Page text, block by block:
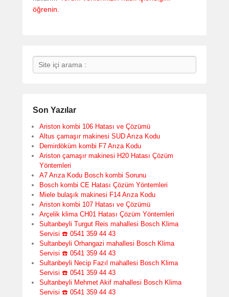
öğrenin.
Search
Son Yazılar
Ariston kombi 106 Hatası ve Çözümü
Altus çamaşır makinesi SUD Arıza Kodu
Demirdöküm kombi F7 Arıza Kodu
Ariston çamaşır makinesi H20 Hatası Çözüm
Yöntemleri
A7 Arıza Kodu Bosch kombi Sorunu
Bosch kombi CE Hatası Çözüm Yöntemleri
Miele bulaşık makinesi F14 Arıza Kodu
Ariston kombi 107 Hatası ve Çözümü
Arçelik klima CH01 Hatası Çözüm Yöntemleri
Sultanbeyli Turgut Reis mahallesi Bosch Klima
Servisi ☎️ 0541 359 44 43
Sultanbeyli Orhangazi mahallesi Bosch Klima
Servisi ☎️ 0541 359 44 43
Sultanbeyli Necip Fazıl mahallesi Bosch Klima
Servisi ☎️ 0541 359 44 43
Sultanbeyli Mehmet Akif mahallesi Bosch Klima
Servisi ☎️ 0541 359 44 43